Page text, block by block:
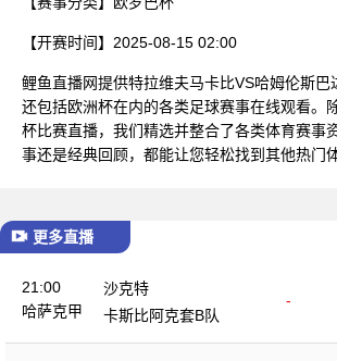
【开赛时间】 2025-08-15 02:00
鲤鱼直播网提供特拉维夫马卡比VS哈姆伦斯巴
还包括欧洲杯在内的各类足球赛事在线观看。
杯比赛直播，我们精选并整合了各类体育赛事
事还是经典回顾，都能让您轻松找到其他热门
更多直播
21:00
哈萨克甲
沙克特
-
卡斯比阿克套B队